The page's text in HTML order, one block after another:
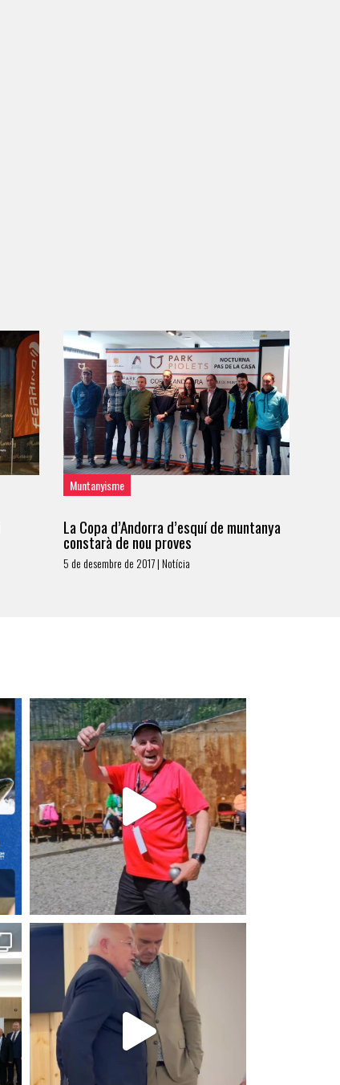
Muntanyisme
La Copa d’Andorra d’esquí de muntanya
constarà de nou proves
5 de desembre de 2017 | Notícia